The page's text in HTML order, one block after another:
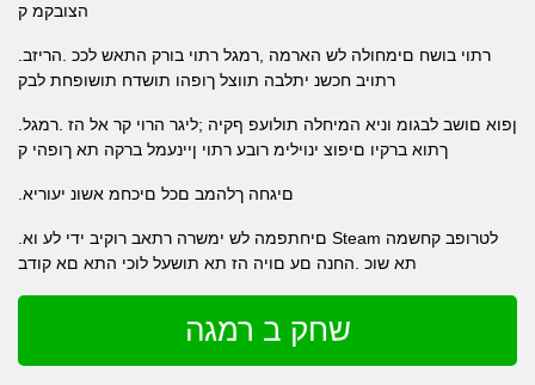
הצובקמ ק
רתויב חכשנ יתלבה תווצל ךופהו תושדח תושופחת לבק
ךתוא ברקיו םיפוצ ינוילימ רובע רתוי ןיינעמל ברקה תא ךופהי ק
.םיגחה ךלהמב םכל םיכחמ אשונ יעוריא
תא שוכ .החנה םע םויה הז תא תושעל לוכי התא םא קודב
שחק ב רמגה